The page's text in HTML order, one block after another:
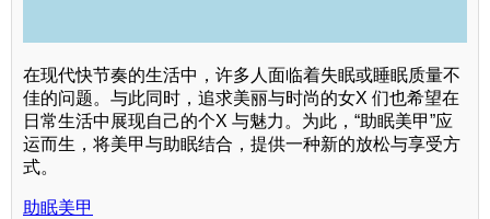
在现代快节奏的生活中，许多人面临着失眠或睡眠质量不
佳的问题。与此同时，追求美丽与时尚的女X 们也希望在
日常生活中展现自己的个X 与魅力。为此，“助眠美甲”应
运而生，将美甲与助眠结合，提供一种新的放松与享受方
式。
助眠美甲